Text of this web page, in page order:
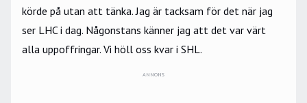
körde på utan att tänka. Jag är tacksam för det när jag
ser LHC i dag. Någonstans känner jag att det var värt
alla uppoffringar. Vi höll oss kvar i SHL.
ANNONS